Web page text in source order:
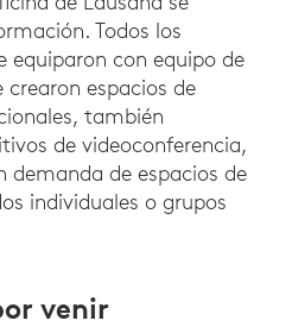
Todos los
equiparon con equipo de
espacios de
también
de videoconferencia,
demanda de espacios de
individuales o grupos
venir